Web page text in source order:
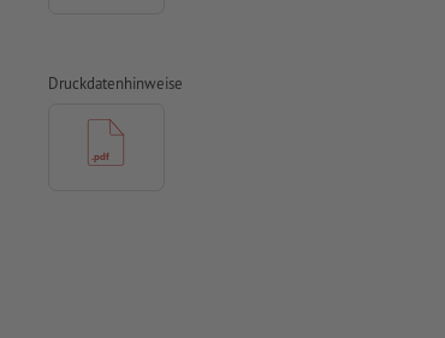
Druckdatenhinweise